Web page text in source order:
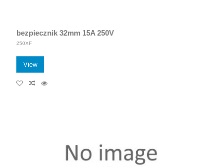
bezpiecznik 32mm 15A 250V
250XF
View